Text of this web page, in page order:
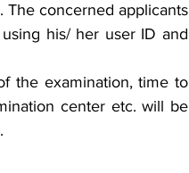
The concerned applicants
his/ her user ID and
the examination, time to
center etc. will be